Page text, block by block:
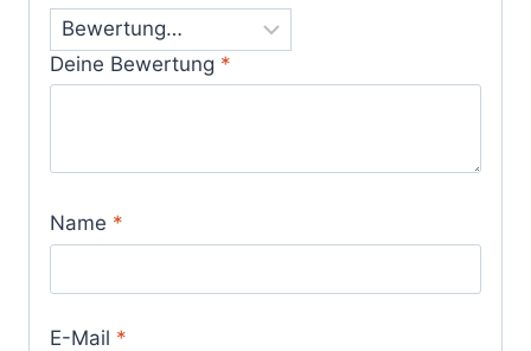
Deine Bewertung *
Name *
E-Mail *